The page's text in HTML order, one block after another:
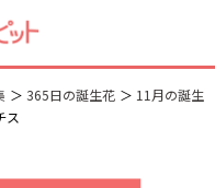
365日の誕生花
11月の誕生
ス